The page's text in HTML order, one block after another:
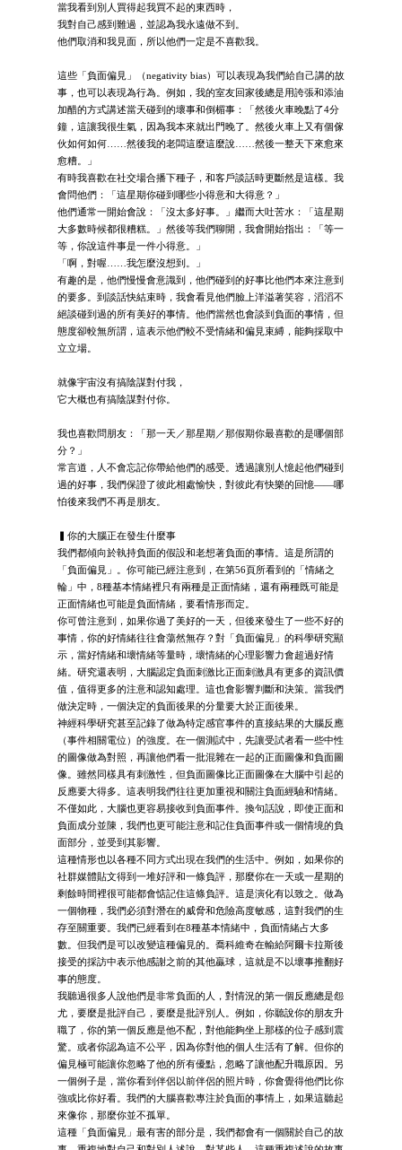
當我看到別人買得起我買不起的東西時，
我對自己感到難過，並認為我永遠做不到。
他們取消和我見面，所以他們一定是不喜歡我。
這些「負面偏見」（negativity bias）可以表現為我們給自己講的故
事，也可以表現為行為。例如，我的室友回家後總是用誇張和添油
加醋的方式講述當天碰到的壞事和倒楣事：「然後火車晚點了4分
鐘，這讓我很生氣，因為我本來就出門晚了。然後火車上又有個傢
伙如何如何……然後我的老闆這麼這麼說……然後一整天下來愈來
愈糟。」
有時我喜歡在社交場合播下種子，和客戶談話時更斷然是這樣。我
會問他們：「這星期你碰到哪些小得意和大得意？」
他們通常一開始會說：「沒太多好事。」繼而大吐苦水：「這星期
大多數時候都很糟糕。」然後等我們聊開，我會開始指出：「等一
等，你說這件事是一件小得意。」
「啊，對喔……我怎麼沒想到。」
有趣的是，他們慢慢會意識到，他們碰到的好事比他們本來注意到
的要多。到談話快結束時，我會看見他們臉上洋溢著笑容，滔滔不
絕談碰到過的所有美好的事情。他們當然也會談到負面的事情，但
態度卻較無所謂，這表示他們較不受情緒和偏見束縛，能夠採取中
立立場。
就像宇宙沒有搞陰謀對付我，
它大概也有搞陰謀對付你。
我也喜歡問朋友：「那一天／那星期／那假期你最喜歡的是哪個部
分？」
常言道，人不會忘記你帶給他們的感受。透過讓別人憶起他們碰到
過的好事，我們保證了彼此相處愉快，對彼此有快樂的回憶——哪
怕後來我們不再是朋友。
▍你的大腦正在發生什麼事
我們都傾向於執持負面的假設和老想著負面的事情。這是所謂的
「負面偏見」。你可能已經注意到，在第56頁所看到的「情緒之
輪」中，8種基本情緒裡只有兩種是正面情緒，還有兩種既可能是
正面情緒也可能是負面情緒，要看情形而定。
你可曾注意到，如果你過了美好的一天，但後來發生了一些不好的
事情，你的好情緒往往會蕩然無存？對「負面偏見」的科學研究顯
示，當好情緒和壞情緒等量時，壞情緒的心理影響力會超過好情
緒。研究還表明，大腦認定負面刺激比正面刺激具有更多的資訊價
值，值得更多的注意和認知處理。這也會影響判斷和決策。當我們
做決定時，一個決定的負面後果的分量要大於正面後果。
神經科學研究甚至記錄了做為特定感官事件的直接結果的大腦反應
（事件相關電位）的強度。在一個測試中，先讓受試者看一些中性
的圖像做為對照，再讓他們看一批混雜在一起的正面圖像和負面圖
像。雖然同樣具有刺激性，但負面圖像比正面圖像在大腦中引起的
反應要大得多。這表明我們往往更加重視和關注負面經驗和情緒。
不僅如此，大腦也更容易接收到負面事件。換句話說，即使正面和
負面成分並陳，我們也更可能注意和記住負面事件或一個情境的負
面部分，並受到其影響。
這種情形也以各種不同方式出現在我們的生活中。例如，如果你的
社群媒體貼文得到一堆好評和一條負評，那麼你在一天或一星期的
剩餘時間裡很可能都會惦記住這條負評。這是演化有以致之。做為
一個物種，我們必須對潛在的威脅和危險高度敏感，這對我們的生
存至關重要。我們已經看到在8種基本情緒中，負面情緒占大多
數。但我們是可以改變這種偏見的。喬科維奇在輸給阿爾卡拉斯後
接受的採訪中表示他感謝之前的其他贏球，這就是不以壞事推翻好
事的態度。
我聽過很多人說他們是非常負面的人，對情況的第一個反應總是怨
尤，要麼是批評自己，要麼是批評別人。例如，你聽說你的朋友升
職了，你的第一個反應是他不配，對他能夠坐上那樣的位子感到震
驚。或者你認為這不公平，因為你對他的個人生活有了解。但你的
偏見極可能讓你忽略了他的所有優點，忽略了讓他配升職原因。另
一個例子是，當你看到伴侶以前伴侶的照片時，你會覺得他們比你
強或比你好看。我們的大腦喜歡專注於負面的事情上，如果這聽起
來像你，那麼你並不孤單。
這種「負面偏見」最有害的部分是，我們都會有一個關於自己的故